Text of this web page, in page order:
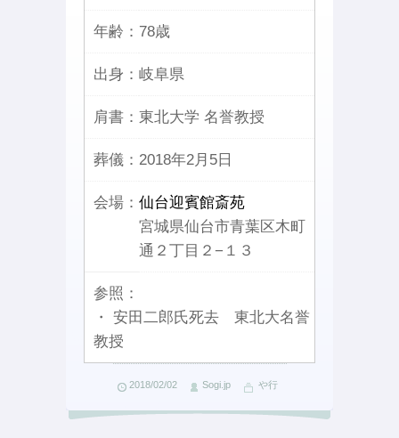
年齢： 78歳
出身： 岐阜県
肩書： 東北大学 名誉教授
葬儀： 2018年2月5日
会場： 仙台迎賓館斎苑
宮城県仙台市青葉区木町
通２丁目２−１３
参照：
・ 安田二郎氏死去 東北大名誉
教授
2018/02/02 Sogi.jp や行